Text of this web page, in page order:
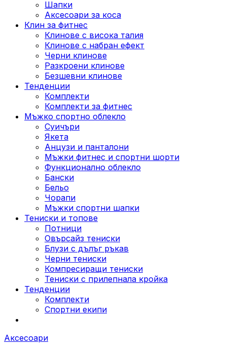
Шапки
Аксесоари за коса
Клин за фитнес
Клинове с висока талия
Клинове с набран ефект
Черни клинове
Разкроени клинове
Безшевни клинове
Тенденции
Комплекти
Комплекти за фитнес
Мъжко спортно облекло
Суичъри
Якета
Aнцузи и панталони
Mъжки фитнес и спортни шорти
Функционално облекло
Бански
Бельо
Чорапи
Mъжки спортни шапки
Тениски и топове
Потници
Овърсайз тениски
Блузи с дълъг ръкав
Черни тениски
Компресиращи тениски
Тениски с прилепнала кройка
Тенденции
Комплекти
Спортни екипи
Аксесоари